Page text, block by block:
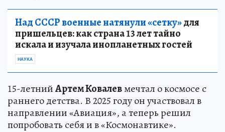
Над СССР военные натянули «сетку»для
пришельцев: как страна 13 лет тайно
искала и изучала инопланетных гостей
НАУКА
15-летнийАртем Ковалевмечтал о космосе с
раннего детства. В 2025 году он участвовал в
направлении «Авиация», а теперь решил
попробовать себя и в «Космонавтике».